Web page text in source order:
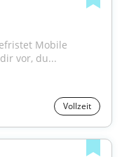
Mobile
vor, du...
Vollzeit